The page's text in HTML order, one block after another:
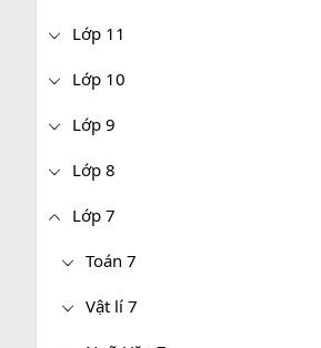
Lớp 11
Lớp 10
Lớp 9
Lớp 8
Lớp 7
Toán 7
Vật lí 7